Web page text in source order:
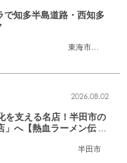
東海市
,大府市
知多半島道路・西知多
半田市
2026.08.02
を支える名店！半田市の
」へ【熱血ラーメン伝 8